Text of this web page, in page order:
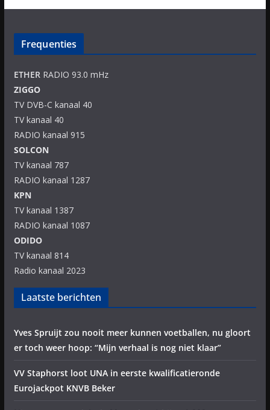
Frequenties
ETHERRADIO 93.0 mHz
ZIGGO
TV DVB-C kanaal 40
TV kanaal 40
RADIO kanaal 915
SOLCON
TV kanaal 787
RADIO kanaal 1287
KPN
TV kanaal 1387
RADIO kanaal 1087
ODIDO
TV kanaal 814
Radio kanaal 2023
Laatste berichten
Yves Spruijt zou nooit meer kunnen voetballen, nu gloort
er toch weer hoop: “Mijn verhaal is nog niet klaar”
VV Staphorst loot UNA in eerste kwalificatieronde
Eurojackpot KNVB Beker